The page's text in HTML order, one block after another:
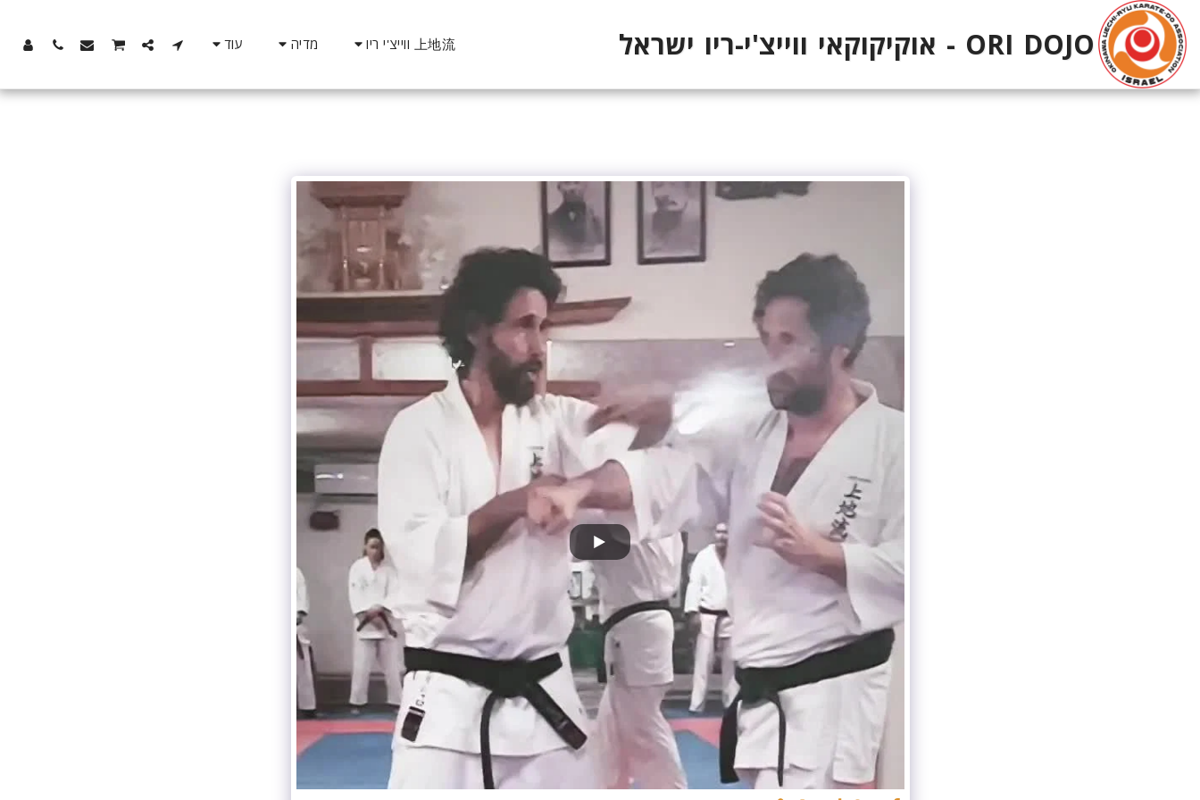
ORI DOJO - אוקיקוקאי ווייצ'י-ריו ישראל 上地流 ווייצ'י ריו מדיה עוד